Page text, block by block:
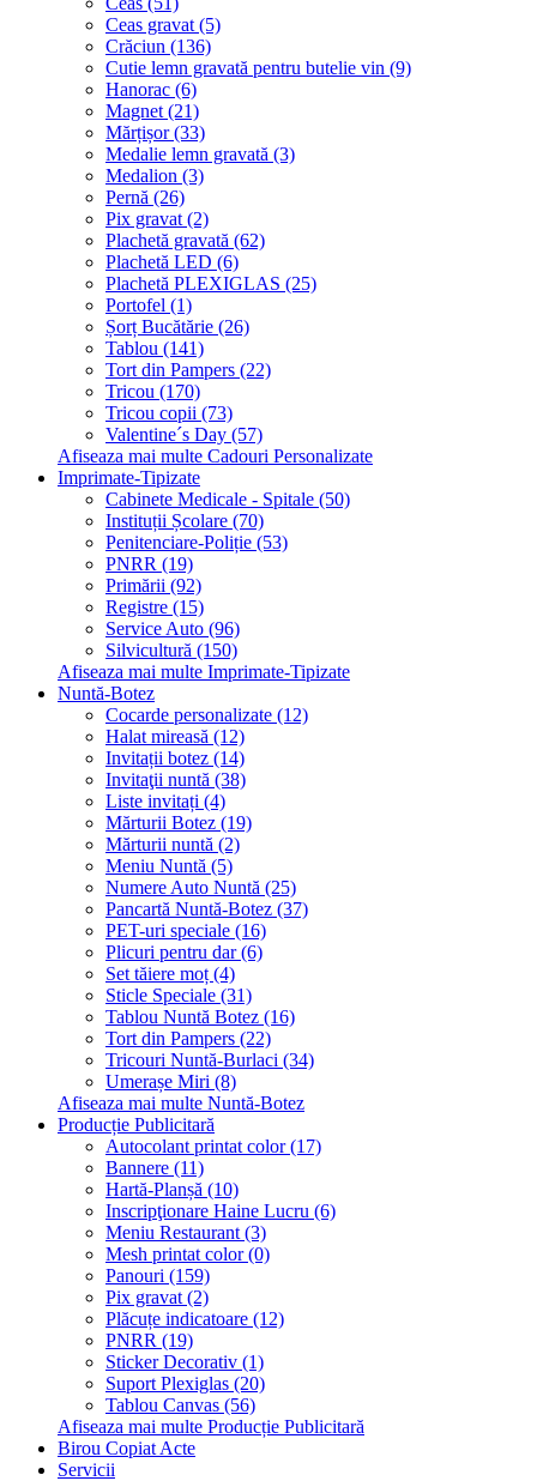
Ceas gravat (5)
Crăciun (136)
Cutie lemn gravată pentru butelie vin (9)
Hanorac (6)
Magnet (21)
Mărțișor (33)
Medalie lemn gravată (3)
Medalion (3)
Pernă (26)
Pix gravat (2)
Plachetă gravată (62)
Plachetă LED (6)
Plachetă PLEXIGLAS (25)
Portofel (1)
Șorț Bucătărie (26)
Tablou (141)
Tort din Pampers (22)
Tricou (170)
Tricou copii (73)
Valentine´s Day (57)
Afiseaza mai multe Cadouri Personalizate
Imprimate-Tipizate
Cabinete Medicale - Spitale (50)
Instituții Școlare (70)
Penitenciare-Poliție (53)
PNRR (19)
Primării (92)
Registre (15)
Service Auto (96)
Silvicultură (150)
Afiseaza mai multe Imprimate-Tipizate
Nuntă-Botez
Cocarde personalizate (12)
Halat mireasă (12)
Invitații botez (14)
Invitaţii nuntă (38)
Liste invitați (4)
Mărturii Botez (19)
Mărturii nuntă (2)
Meniu Nuntă (5)
Numere Auto Nuntă (25)
Pancartă Nuntă-Botez (37)
PET-uri speciale (16)
Plicuri pentru dar (6)
Set tăiere moț (4)
Sticle Speciale (31)
Tablou Nuntă Botez (16)
Tort din Pampers (22)
Tricouri Nuntă-Burlaci (34)
Umerașe Miri (8)
Afiseaza mai multe Nuntă-Botez
Producție Publicitară
Autocolant printat color (17)
Bannere (11)
Hartă-Planșă (10)
Inscripţionare Haine Lucru (6)
Meniu Restaurant (3)
Mesh printat color (0)
Panouri (159)
Pix gravat (2)
Plăcuțe indicatoare (12)
PNRR (19)
Sticker Decorativ (1)
Suport Plexiglas (20)
Tablou Canvas (56)
Afiseaza mai multe Producție Publicitară
Birou Copiat Acte
Servicii